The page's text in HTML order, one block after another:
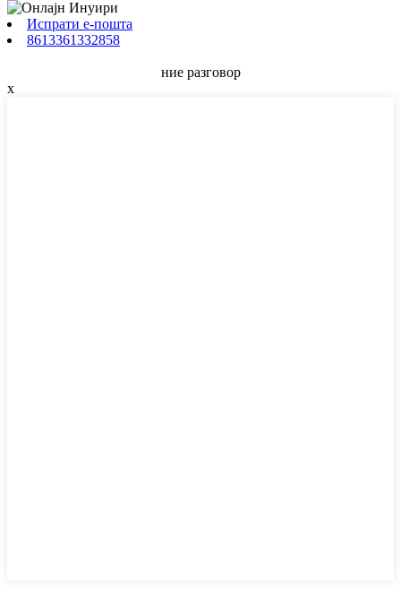
Испрати е-пошта
8613361332858
ние разговор
x